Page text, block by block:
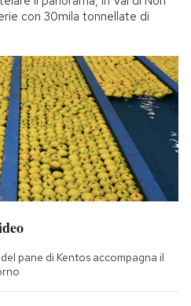
con 30mila tonnellate di
pane di Kentos accompagna il